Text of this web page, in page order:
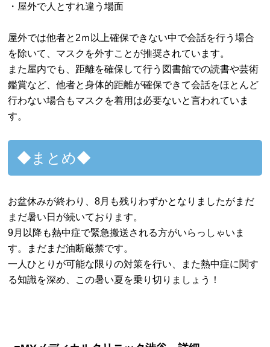
・屋外で人とすれ違う場面
屋外では他者と2ｍ以上確保できない中で会話を行う場合
を除いて、マスクを外すことが推奨されています。
また屋内でも、距離を確保して行う図書館での読書や芸術
鑑賞など、他者と身体的距離が確保できて会話をほとんど
行わない場合もマスクを着用は必要ないと言われていま
す。
◆まとめ◆
お盆休みが終わり、8月も残りわずかとなりましたがまだ
まだ暑い日が続いております。
9月以降も熱中症で緊急搬送される方がいらっしゃいま
す。まだまだ油断厳禁です。
一人ひとりが可能な限りの対策を行い、また熱中症に関す
る知識を深め、この暑い夏を乗り切りましょう！